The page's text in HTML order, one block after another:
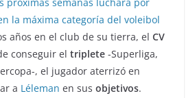
la máxima categoría del voleibol
años en el club de su tierra, el CV
conseguir el triplete -Superliga,
, el jugador aterrizó en
a Léleman en sus objetivos.